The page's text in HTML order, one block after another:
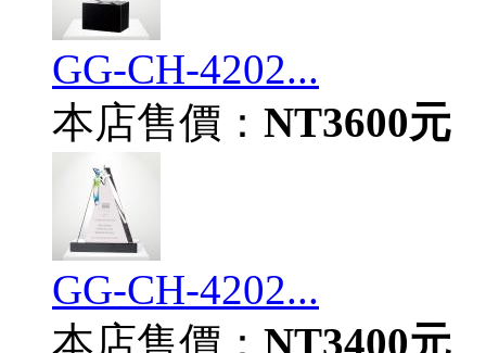
GG-CH-4202...
本店售價： NT3600元
GG-CH-4202...
本店售價： NT3400元